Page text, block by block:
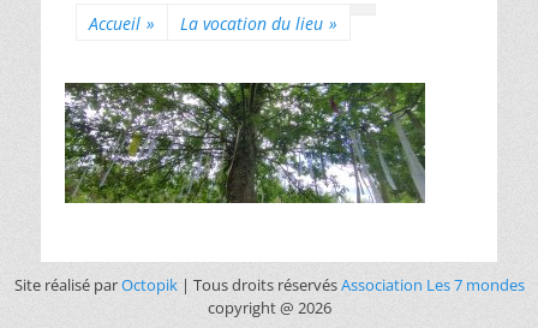
Accueil » La vocation du lieu »
Site réalisé parOctopik| Tous droits réservésAssociation Les 7 mondes
copyright @ 2026